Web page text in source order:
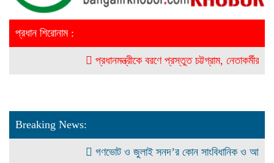
প্রধান শিরোনাম :
প্রধানমন্ত্রীকে বরণে প্রস্তুত চট্টগ্রাম, নেতাকর্মীরা উজ্জীবিত
Breaking News:
গণভোট ও জুলাই সনদ’র কোন সাংবিধানিক ও আইনগত